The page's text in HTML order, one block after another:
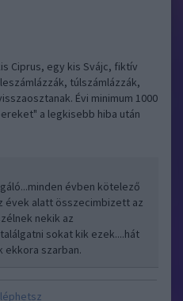
Ciprus, egy kis Svájc, fiktív
túlszámlázzák,
Évi minimum 1000
a legkisebb hiba után
évben kötelező
évek alatt összecimbizett az
nekik az
sokat kik ezek....hát
szarban.